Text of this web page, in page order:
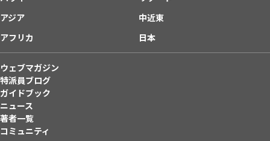
アジア
中近東
アフリカ
日本
ウェブマガジン
特派員ブログ
ガイドブック
ニュース
著者一覧
コミュニティ